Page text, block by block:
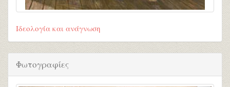
Ιδεολογία και ανάγνωση
Φωτογραφίες